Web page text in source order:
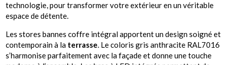
technologie, pour transformer votre extérieur en un véritable
espace de détente.
Les stores bannes coffre intégral apportent un design soigné et
contemporain à la terrasse. Le coloris gris anthracite RAL7016
s’harmonise parfaitement avec la façade et donne une touche